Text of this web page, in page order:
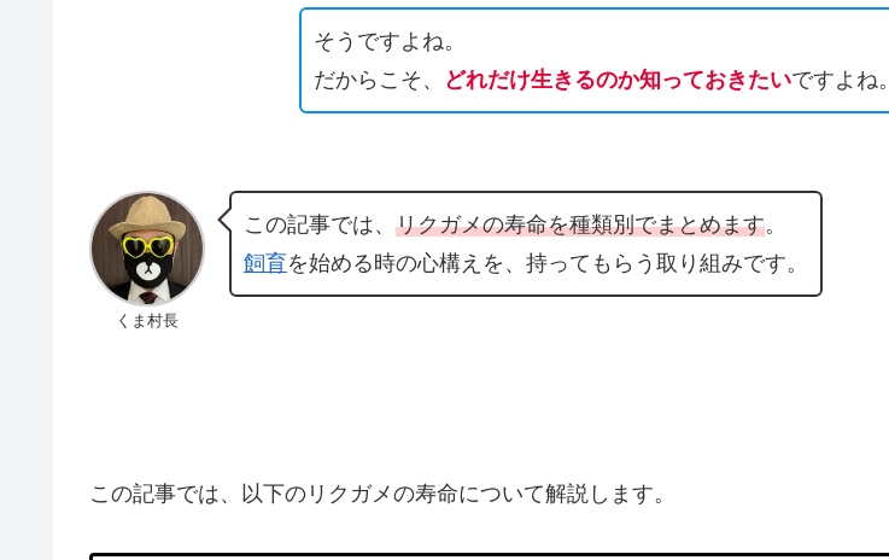
そうですよね。
だからこそ、 どれだけ生きるのか知っておきたいですよね。
くま村長
この記事では、 リクガメの寿命を種類別でまとめます。
飼育を始める時の心構えを、持ってもらう取り組みです。
この記事では、以下のリクガメの寿命について解説します。